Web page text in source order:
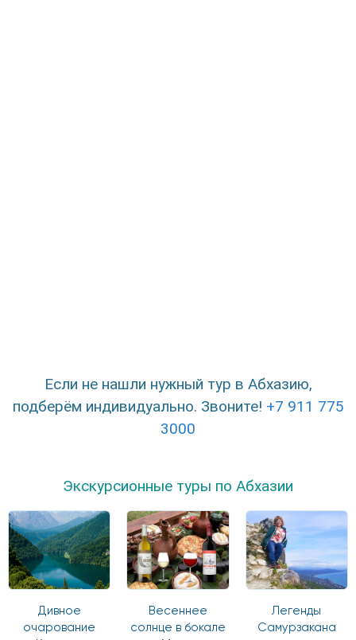
Если не нашли нужный тур в Абхазию,
подберём индивидуально. Звоните! +7 911 775
3000
Экскурсионные туры по Абхазии
Дивное
очарование
Весеннее
солнце в бокале
Легенды
Самурзакана